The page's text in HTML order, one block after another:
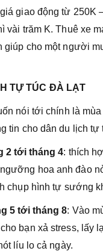
giao động từ 250K
vài trăm K. Thuê xe
giúp cho một người
TỰ TÚC ĐÀ LẠT
nói tới chính là
tin cho dân du lịch tự
2 tới tháng 4: thích
hoa anh đào
chụp hình tự sướng
5 tới tháng 8: Vào
bạn xả stress, lấy
líu lo cả ngày.